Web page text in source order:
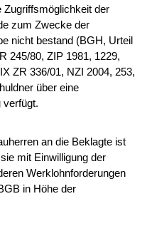
Zugriffsmöglichkeit der
zum Zwecke der
nicht bestand (BGH, Urteil
245/80, ZIP 1981, 1229,
ZR 336/01, NZI 2004, 253,
über eine
verfügt.
an die Beklagte ist
mit Einwilligung der
Werklohnforderungen
in Höhe der